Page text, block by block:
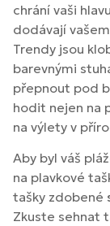
chrání vaši
dodávají
Trendy jsou
barevnými
přepnout pod
hodit nejen na
na výlety v
Aby byl váš
na plavkové
tašky zdobené
Zkuste sehnat